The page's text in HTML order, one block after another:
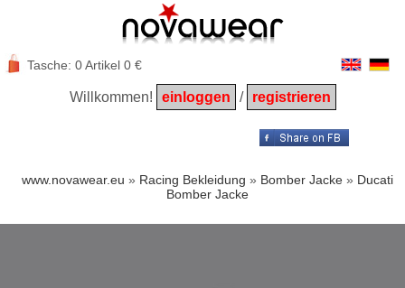
Tasche: 0 Artikel 0 €
Willkommen! einloggen / registrieren
www.novawear.eu » Racing Bekleidung » Bomber Jacke» Ducati
Bomber Jacke